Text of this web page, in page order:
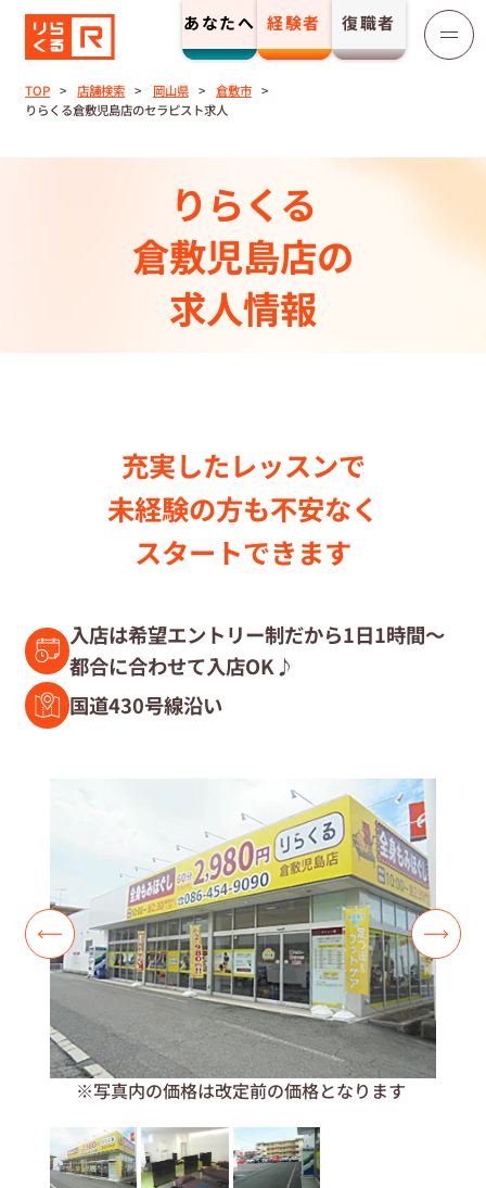
あなたへ 経験者 復職者
りらくる
セラピスト募集
セラピストストーリー⼀覧
収⼊とサポート
トレーニングセンター一覧
セラピスト募集中の店舗検索
復職セラピスト募集
よくあるご質問
応募する
りらくるサイト
TOP 店舗検索 岡山県
倉敷市
りらくる倉敷児島店のセラピスト求人
りらくる
倉敷児島店の
求人情報
充実したレッスンで
未経験の⽅も不安なく
スタートできます
入店は希望エントリー制だから1日1時間～
都合に合わせて入店OK♪
国道430号線沿い
※写真内の価格は改定前の価格となります